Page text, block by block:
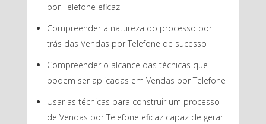
por Telefone eficaz
Compreender a natureza do processo por
trás das Vendas por Telefone de sucesso
Compreender o alcance das técnicas que
podem ser aplicadas em Vendas por Telefone
Usar as técnicas para construir um processo
de Vendas por Telefone eficaz capaz de gerar